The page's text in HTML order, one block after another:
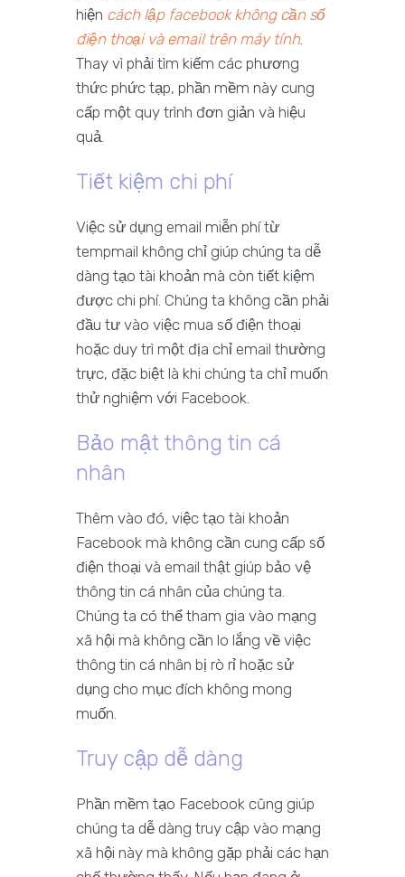
hiện cách lập facebook không cần số
điện thoại và email trên máy tính.
Thay vì phải tìm kiếm các phương
thức phức tạp, phần mềm này cung
cấp một quy trình đơn giản và hiệu
quả.
Tiết kiệm chi phí
Việc sử dụng email miễn phí từ
tempmail không chỉ giúp chúng ta dễ
dàng tạo tài khoản mà còn tiết kiệm
được chi phí. Chúng ta không cần phải
đầu tư vào việc mua số điện thoại
hoặc duy trì một địa chỉ email thường
trực, đặc biệt là khi chúng ta chỉ muốn
thử nghiệm với Facebook.
Bảo mật thông tin cá
nhân
Thêm vào đó, việc tạo tài khoản
Facebook mà không cần cung cấp số
điện thoại và email thật giúp bảo vệ
thông tin cá nhân của chúng ta.
Chúng ta có thể tham gia vào mạng
xã hội mà không cần lo lắng về việc
thông tin cá nhân bị rò rỉ hoặc sử
dụng cho mục đích không mong
muốn.
Truy cập dễ dàng
Phần mềm tạo Facebook cũng giúp
chúng ta dễ dàng truy cập vào mạng
xã hội này mà không gặp phải các hạn